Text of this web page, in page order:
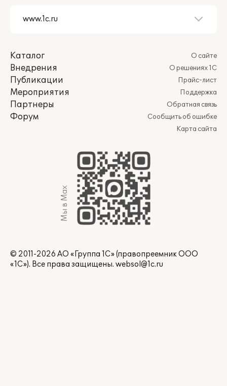
Каталог
Внедрения
Публикации
Мероприятия
Партнеры
Форум
О сайте
О решениях 1С
Прайс-лист
Поддержка
Обратная связь
Сообщить об ошибке
Карта сайта
Мы в Max
© 2011-2026 АО «Группа 1С» (правопреемник ООО
«1С»). Все права защищены. websol@1c.ru